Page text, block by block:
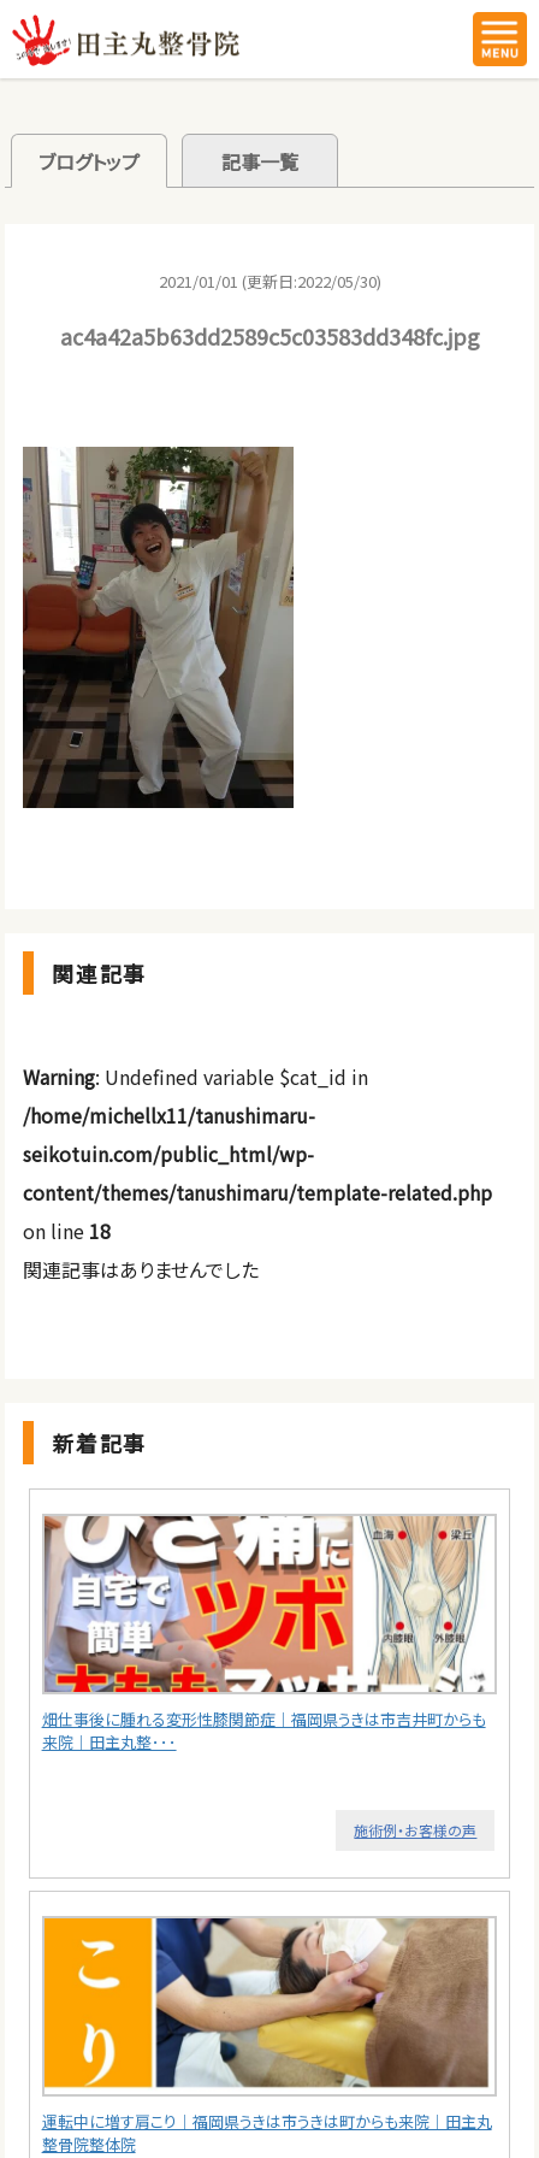
ブログトップ 記事一覧
2021/01/01 (更新日:2022/05/30)
ac4a42a5b63dd2589c5c03583dd348fc.jpg
関連記事
Warning: Undefined variable $cat_id in
/home/michellx11/tanushimaru-
seikotuin.com/public_html/wp-
content/themes/tanushimaru/template-related.php
on line 18
関連記事はありませんでした
新着記事
畑仕事後に腫れる変形性膝関節症｜福岡県うきは市吉井町からも
来院｜田主丸整･･･
施術例・お客様の声
運転中に増す肩こり｜福岡県うきは市うきは町からも来院｜田主丸
整骨院整体院